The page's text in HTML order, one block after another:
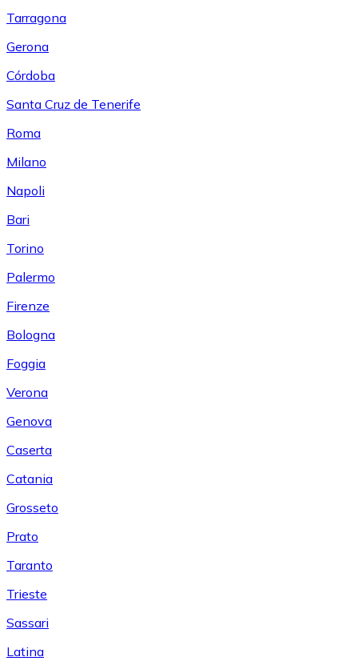
Tarragona
Gerona
Córdoba
Santa Cruz de Tenerife
Roma
Milano
Napoli
Bari
Torino
Palermo
Firenze
Bologna
Foggia
Verona
Genova
Caserta
Catania
Grosseto
Prato
Taranto
Trieste
Sassari
Latina